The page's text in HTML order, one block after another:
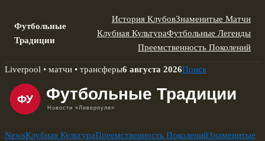
Футбольные
Традиции
История КлубовЗнаменитые Матчи
Клубная КультураФутбольные Легенды
Преемственность Поколений
Skip
content
Liverpool • матчи • трансферы6 августа 2026Поиск
NewsКлубная КультураПреемственность ПоколенийЗнаменитые